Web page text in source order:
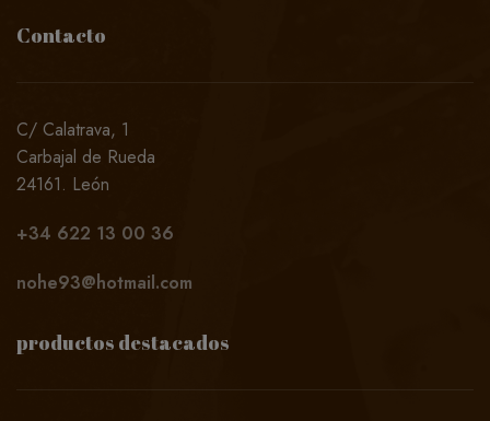
Contacto
C/ Calatrava, 1
Carbajal de Rueda
24161. León
+34 622 13 00 36
nohe93@hotmail.com
productos destacados